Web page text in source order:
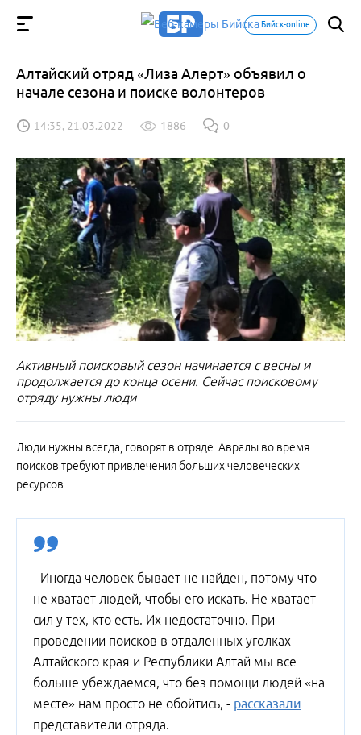
Бийск-online
Алтайский отряд «Лиза Алерт» объявил о
начале сезона и поиске волонтеров
14:35, 21.03.2022 1886 0
Активный поисковый сезон начинается с весны и
продолжается до конца осени. Сейчас поисковому
отряду нужны люди
Люди нужны всегда, говорят в отряде. Авралы во время
поисков требуют привлечения больших человеческих
ресурсов.
- Иногда человек бывает не найден, потому что
не хватает людей, чтобы его искать. Не хватает
сил у тех, кто есть. Их недостаточно. При
проведении поисков в отдаленных уголках
Алтайского края и Республики Алтай мы все
больше убеждаемся, что без помощи людей «на
месте» нам просто не обойтись, - рассказали
представители отряда.